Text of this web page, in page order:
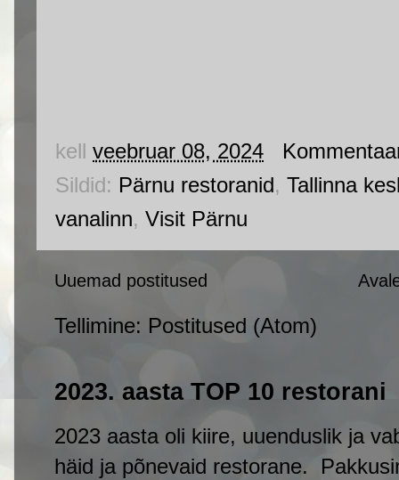
kell veebruar 08, 2024
Sildid: Pärnu restoranid, Tallinna
vanalinn, Visit Pärnu
Uuemad postitused
Tellimine: Postitused (Atom)
2023. aasta TOP 10 restorani
2023 aasta oli kiire, uuenduslik ja
häid ja põnevaid restorane.